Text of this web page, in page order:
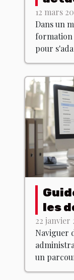
12 mars
Dans un
formation
pour
les
22 janvier
Naviguer
un